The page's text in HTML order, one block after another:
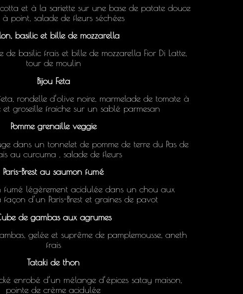
et à la sariette sur une base de patate douce
à point, salade de fleurs séchées
basilic et bille de mozzarella
de basilic frais et bille de mozzarella Fior Di Latte,
tour de moulin
Bijou Feta
rondelle d’olive noire, marmelade de tomate à
et groseille fraiche sur un sablé parmesan
Pomme grenaille veggie
dans un tonnelet de pomme de terre du Pas de
au curcuma , salade de fleurs
Paris-Brest au saumon fumé
fumé légèrement acidulée dans un chou aux
d’un Paris-Brest et graines de pavot
de gambas aux agrumes
gelée et suprême de pamplemousse, aneth
frais
Tataki de thon
enrobé d’un mélange d’épices satay maison,
pointe de crème acidulée